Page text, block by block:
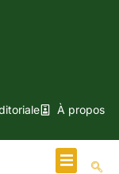
À propos